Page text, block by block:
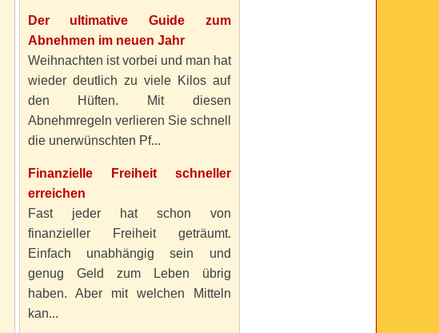
Der ultimative Guide zum
Abnehmen im neuen Jahr
Weihnachten ist vorbei und man hat
wieder deutlich zu viele Kilos auf
den Hüften. Mit diesen
Abnehmregeln verlieren Sie schnell
die unerwünschten Pf...
Finanzielle Freiheit schneller
erreichen
Fast jeder hat schon von
finanzieller Freiheit geträumt.
Einfach unabhängig sein und
genug Geld zum Leben übrig
haben. Aber mit welchen Mitteln
kan...